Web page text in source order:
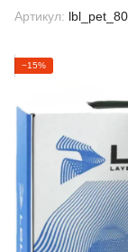
Артикул:
−15%